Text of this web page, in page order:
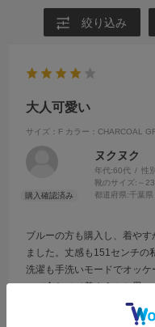
絞り込み
大人可愛い
サイズ：F カラー：CHARCOAL
ヌクヌク
年代:60代 性
靴のサイズ: ～
都道府県:千葉県
ブルーの方も購入し、着や
ました。丈感も151センチの
洗濯も手洗いモードでオッ
ンで合わせて着ようかと思っ